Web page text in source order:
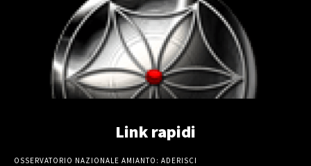
Link rapidi
OSSERVATORIO NAZIONALE AMIANTO: ADERISCI